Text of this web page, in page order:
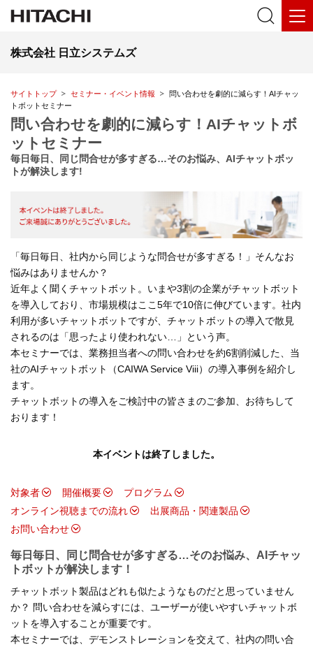
株式会社 日立システムズ
サイトトップ セミナー・イベント情報
問い合わせを劇的に減らす！AIチャッ
トボットセミナー
問い合わせを劇的に減らす！AIチャットボ
ットセミナー
毎日毎日、同じ問合せが多すぎる…そのお悩み、AIチャットボッ
トが解決します!
「毎日毎日、社内から同じような問合せが多すぎる！」そんなお
悩みはありませんか？
近年よく聞くチャットボット。いまや3割の企業がチャットボット
を導入しており、市場規模はここ5年で10倍に伸びています。社内
利用が多いチャットボットですが、チャットボットの導入で散見
されるのは「思ったより使われない…」という声。
本セミナーでは、業務担当者への問い合わせを約6割削減した、当
社のAIチャットボット（CAIWA Service Viii）の導入事例を紹介し
ます。
チャットボットの導入をご検討中の皆さまのご参加、お待ちして
おります！
本イベントは終了しました。
対象者 開催概要
プログラム
オンライン視聴までの流れ
出展商品・関連製品
お問い合わせ
毎日毎日、同じ問合せが多すぎる…そのお悩み、AIチャッ
トボットが解決します！
チャットボット製品はどれも似たようなものだと思っていません
か？ 問い合わせを減らすには、ユーザーが使いやすいチャットボ
ットを導入することが重要です。
本セミナーでは、デモンストレーションを交えて、社内の問い合